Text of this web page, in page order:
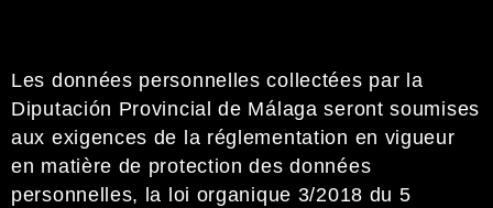
Les données personnelles collectées par la
Diputación Provincial de Málaga seront soumises
aux exigences de la réglementation en vigueur
en matière de protection des données
personnelles, la loi organique 3/2018 du 5